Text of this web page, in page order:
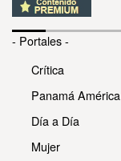
- Portales -
Crítica
Panamá América
Día a Día
Mujer